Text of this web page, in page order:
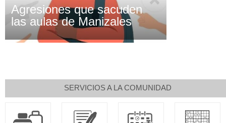
Agresiones que sacuden
las aulas de Manizales
SERVICIOS A LA COMUNIDAD